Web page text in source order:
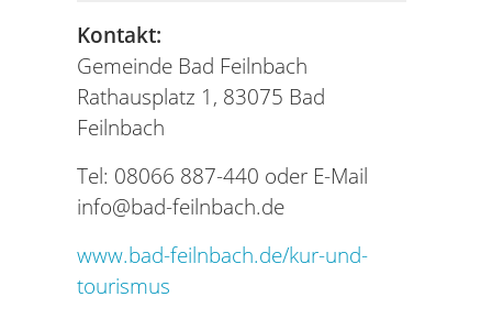
Kontakt:
Gemeinde Bad Feilnbach
Rathausplatz 1, 83075 Bad
Feilnbach
Tel: 08066 887-440 oder E-Mail
info@bad-feilnbach.de
www.bad-feilnbach.de/kur-und-
tourismus